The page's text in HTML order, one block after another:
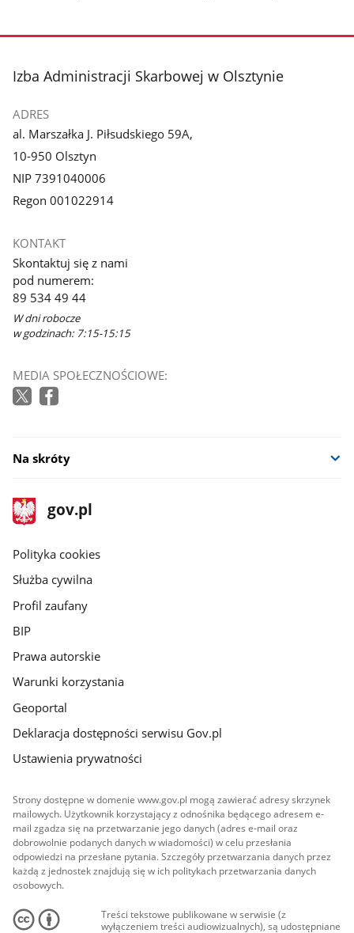
stopka
Izba Administracji Skarbowej w Olsztynie
ADRES
al. Marszałka J. Piłsudskiego 59A,
10-950 Olsztyn
NIP 7391040006
Regon 001022914
KONTAKT
Skontaktuj się z nami
pod numerem:
89 534 49 44
W dni robocze
w godzinach: 7:15-15:15
MEDIA SPOŁECZNOŚCIOWE:
Na skróty
stopka
gov.pl
Strona
gov.pl
gov.pl
Polityka cookies
Służba cywilna
Profil zaufany
BIP
Prawa autorskie
Warunki korzystania
Geoportal
Deklaracja dostępności serwisu Gov.pl
Ustawienia prywatności
Strony dostępne w domenie www.gov.pl mogą zawierać adresy skrzynek
mailowych. Użytkownik korzystający z odnośnika będącego adresem e-
mail zgadza się na przetwarzanie jego danych (adres e-mail oraz
dobrowolnie podanych danych w wiadomości) w celu przesłania
odpowiedzi na przesłane pytania. Szczegóły przetwarzania danych przez
każdą z jednostek znajdują się w ich politykach przetwarzania danych
osobowych.
Treści tekstowe publikowane w serwisie (z
wyłączeniem treści audiowizualnych), są udostępniane